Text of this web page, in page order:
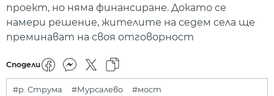
проект, но няма финансиране. Докато се
намери решение, жителите на седем села ще
преминават на своя отговорност
Сподели
#р. Струма #Мурсалево #мост